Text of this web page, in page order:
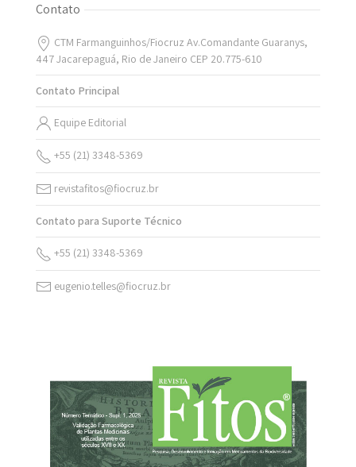
Contato
CTM Farmanguinhos/Fiocruz Av.Comandante Guaranys,
447 Jacarepaguá, Rio de Janeiro CEP 20.775-610
Contato Principal
Equipe Editorial
+55 (21) 3348-5369
revistafitos@fiocruz.br
Contato para Suporte Técnico
+55 (21) 3348-5369
eugenio.telles@fiocruz.br